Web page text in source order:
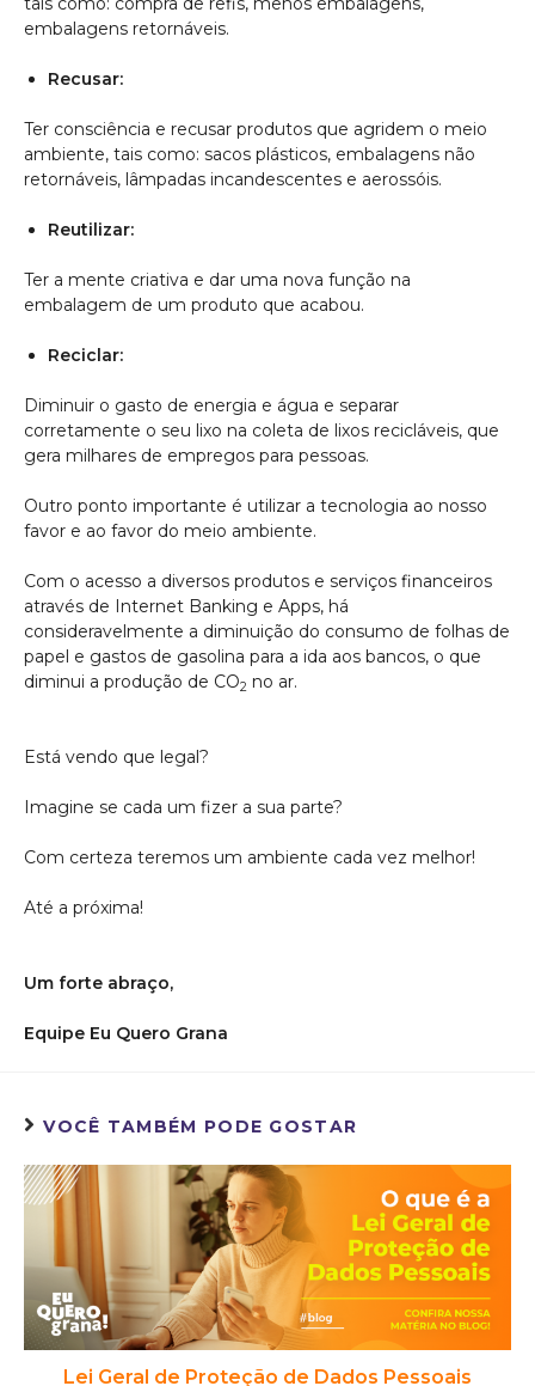
embalagens retornáveis.
Recusar:
Ter consciência e recusar produtos que agridem o meio
ambiente, tais como: sacos plásticos, embalagens não
retornáveis, lâmpadas incandescentes e aerossóis.
Reutilizar:
Ter a mente criativa e dar uma nova função na
embalagem de um produto que acabou.
Reciclar:
Diminuir o gasto de energia e água e separar
corretamente o seu lixo na coleta de lixos recicláveis, que
gera milhares de empregos para pessoas.
Outro ponto importante é utilizar a tecnologia ao nosso
favor e ao favor do meio ambiente.
Com o acesso a diversos produtos e serviços financeiros
através de Internet Banking e Apps, há
consideravelmente a diminuição do consumo de folhas de
papel e gastos de gasolina para a ida aos bancos, o que
diminui a produção de CO2 no ar.
Está vendo que legal?
Imagine se cada um fizer a sua parte?
Com certeza teremos um ambiente cada vez melhor!
Até a próxima!
Um forte abraço,
Equipe Eu Quero Grana
VOCÊ TAMBÉM PODE GOSTAR
Lei Geral de Proteção de Dados Pessoais